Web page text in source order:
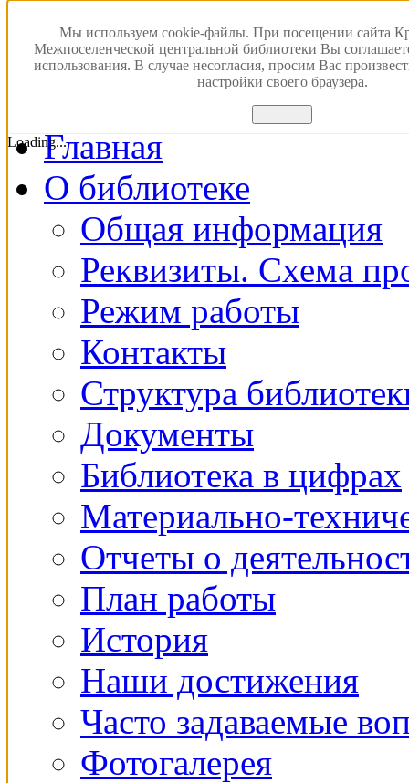
Мы используем cookie-файлы. При посещении сайта
Межпоселенческой центральной библиотеки Вы
использования. В случае несогласия, просим Вас
настройки своего браузера.
Loading...
Версия для
ПОИСК В
Главная
О библиотеке
Общая информация
Реквизиты. Схема
Режим работы
Контакты
Структура
Документы
Библиотека в цифрах
Материально-
Отчеты о
План работы
История
Наши достижения
Часто задаваемые
Фотогалерея